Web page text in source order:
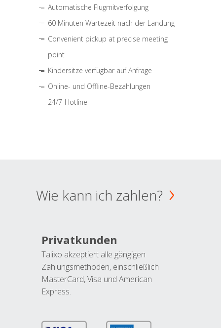
Automatische Flugmitverfolgung
60 Minuten Wartezeit nach der Landung
Convenient pickup at precise meeting
point
Kindersitze verfügbar auf Anfrage
Online- und Offline-Bezahlungen
24/7-Hotline
Wie kann ich zahlen?
Privatkunden
Talixo akzeptiert alle gängigen
Zahlungsmethoden, einschließlich
MasterCard, Visa und American
Express.